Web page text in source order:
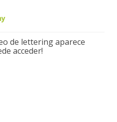
de lettering aparece
acceder!